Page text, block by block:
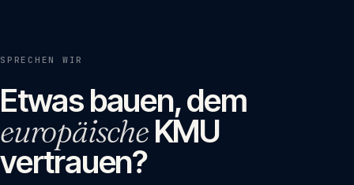
SPRECHEN WIR
Etwas bauen, dem
europäischeKMU
vertrauen?